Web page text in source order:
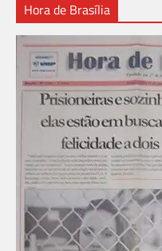
Hora de Brasília